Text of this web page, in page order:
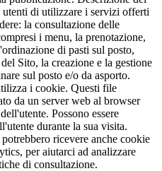
di utilizzare i servizi offerti
la consultazione delle
i menu, la prenotazione,
di pasti sul posto,
Sito, la creazione e la gestione
sul posto e/o da asporto.
i cookie. Questi file
da un server web al browser
Possono essere
durante la sua visita.
ricevere anche cookie
per aiutarci ad analizzare
di consultazione.